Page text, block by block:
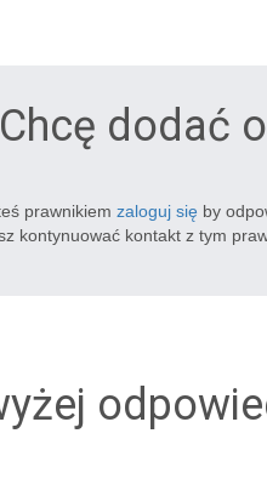
Chcę dodać
prawnikiem zaloguj się by
kontynuować kontakt z tym